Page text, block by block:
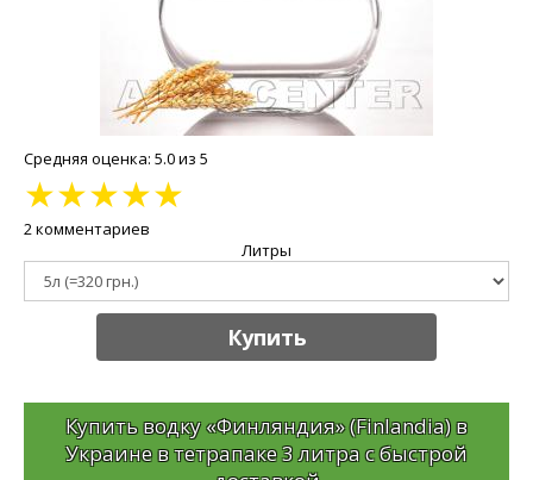
Средняя оценка: 5.0 из 5
★★★★★
2 комментариев
Литры
Купить
Купить водку «Финляндия» (Finlandia) в
Украине в тетрапаке 3 литра с быстрой